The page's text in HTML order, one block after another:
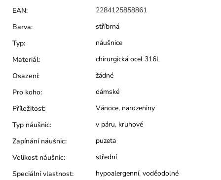
EAN:
2284125858861
Barva:
stříbrná
Typ:
náušnice
Materiál:
chirurgická ocel 316L
Osazení:
žádné
Pro koho:
dámské
Příležitost: Vánoce, narozeniny
Typ náušnic: v páru, kruhové
Zapínání náušnic:
puzeta
Velikost náušnic:
střední
Speciální vlastnost: hypoalergenní, voděodolné